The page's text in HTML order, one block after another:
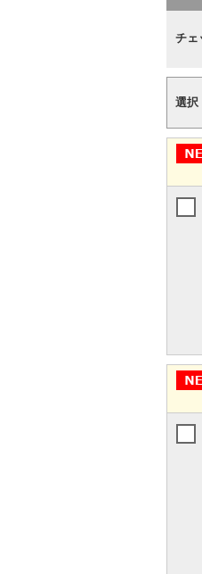
チェ
選択